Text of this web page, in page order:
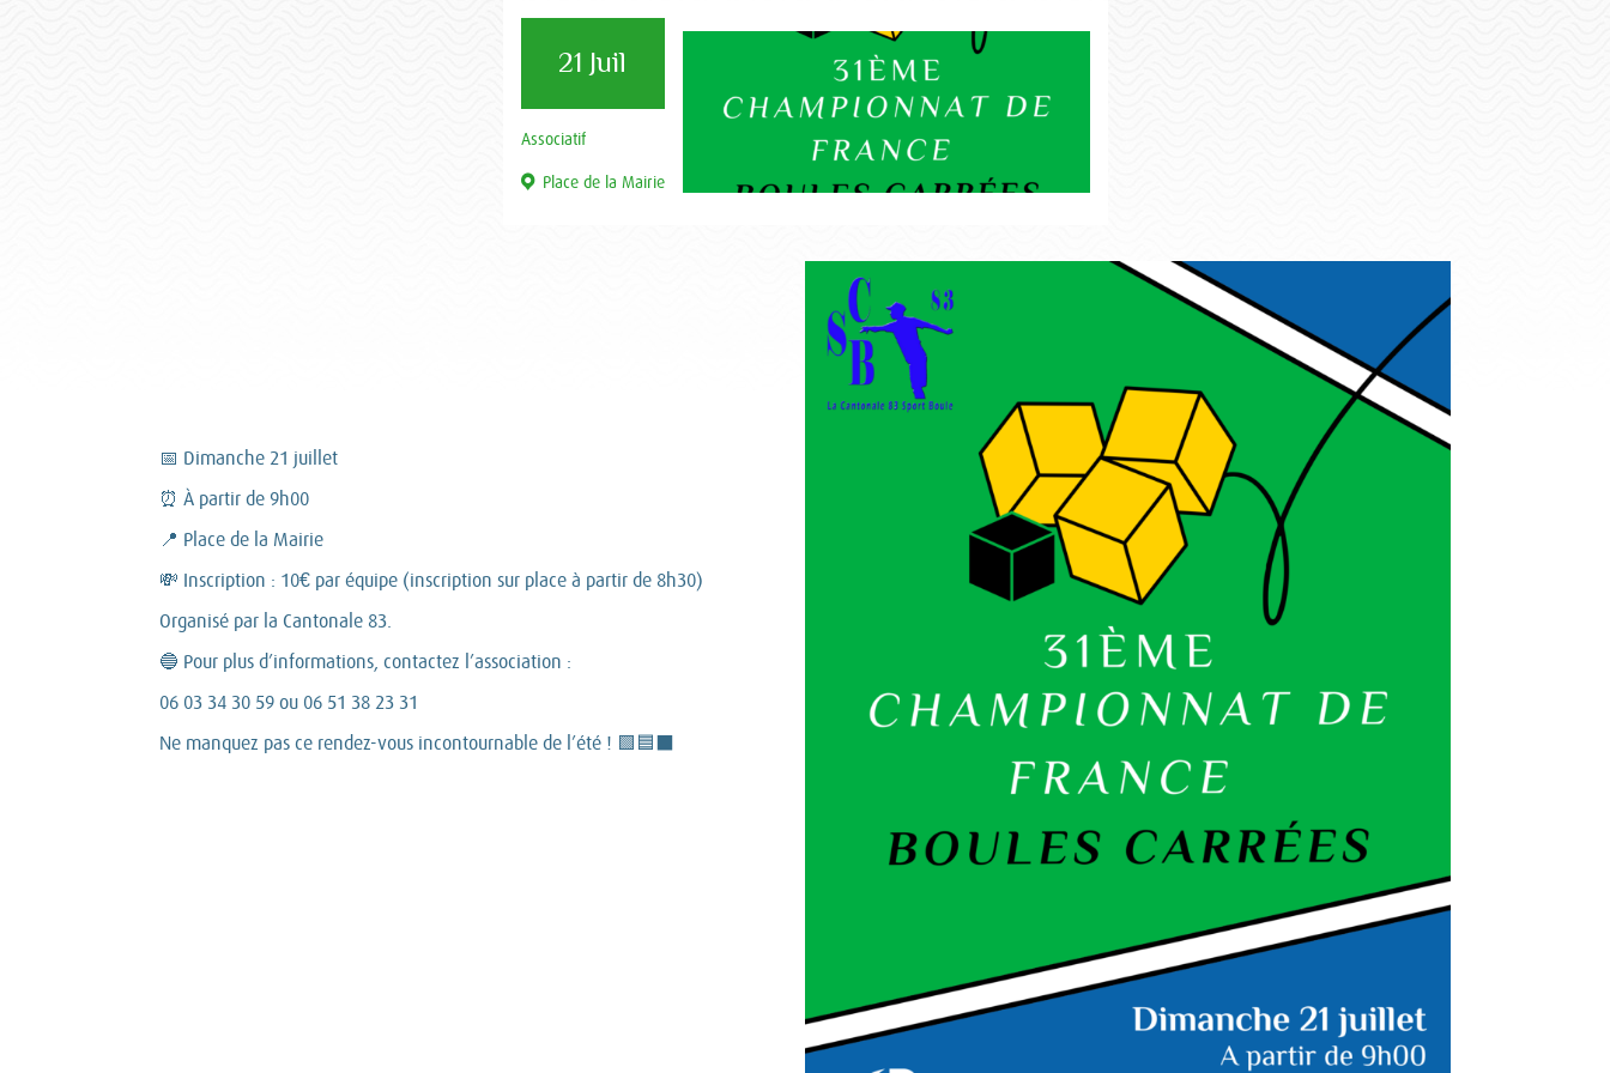
21 Juil
Associatif
Place de la Mairie
📅 Dimanche 21 juillet
⏰ À partir de 9h00
📍 Place de la Mairie
💸 Inscription : 10€ par équipe (inscription sur place à partir de 8h30)
Organisé par la Cantonale 83.
🔵 Pour plus d’informations, contactez l’association :
06 03 34 30 59 ou 06 51 38 23 31
Ne manquez pas ce rendez-vous incontournable de l’été ! 🟩🟦⬛